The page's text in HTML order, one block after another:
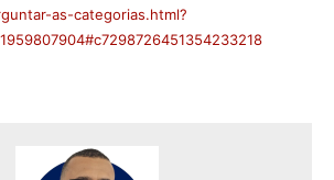
as-categorias.html?